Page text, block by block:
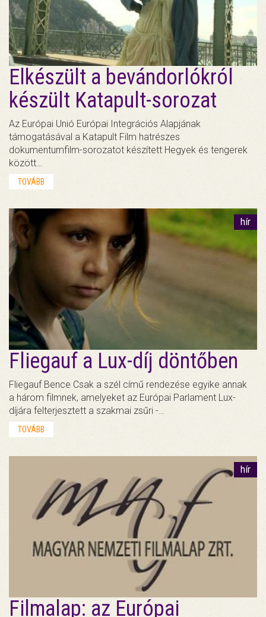
Elkészült a bevándorlókról
készült Katapult-sorozat
Az Európai Unió Európai Integrációs Alapjának
támogatásával a Katapult Film hatrészes
dokumentumfilm-sorozatot készített Hegyek és tengerek
között…
TOVÁBB
hír
Fliegauf a Lux-díj döntőben
Fliegauf Bence Csak a szél című rendezése egyike annak
a három filmnek, amelyeket az Európai Parlament Lux-
díjára felterjesztett a szakmai zsűri -…
TOVÁBB
hír
Filmalap: az Európai